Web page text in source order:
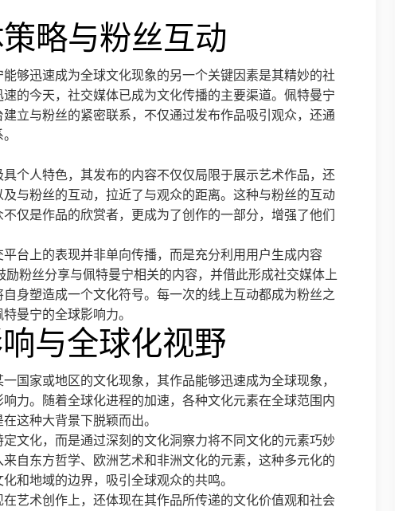
略与粉丝互动
够迅速成为全球文化现象的另一个关键因素是其精妙的社
的今天，社交媒体已成为文化传播的主要渠道。佩特曼宁
立与粉丝的紧密联系，不仅通过发布作品吸引观众，还通
个人特色，其发布的内容不仅仅局限于展示艺术作品，还
与粉丝的互动，拉近了与观众的距离。这种与粉丝的互动
仅是作品的欣赏者，更成为了创作的一部分，增强了他们
台上的表现并非单向传播，而是充分利用用户生成内容
励粉丝分享与佩特曼宁相关的内容，并借此形成社交媒体上
身塑造成一个文化符号。每一次的线上互动都成为粉丝之
曼宁的全球影响力。
与全球化视野
国家或地区的文化现象，其作品能够迅速成为全球现象，
力。随着全球化进程的加速，各种文化元素在全球范围内
这种大背景下脱颖而出。
文化，而是通过深刻的文化洞察力将不同文化的元素巧妙
自东方哲学、欧洲艺术和非洲文化的元素，这种多元化的
和地域的边界，吸引全球观众的共鸣。
艺术创作上，还体现在其作品所传递的文化价值观和社会